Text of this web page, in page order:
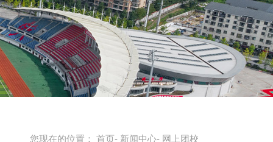
您现在的位置： 首页- 新闻中心- 网上团校